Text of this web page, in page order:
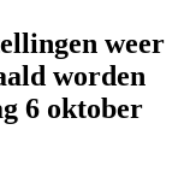
weer
worden
6 oktober